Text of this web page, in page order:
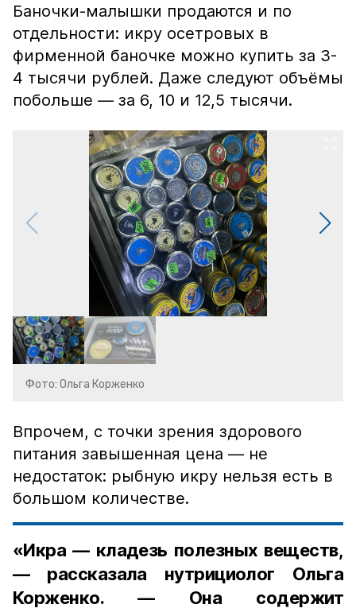
Баночки-малышки продаются и по
отдельности: икру осетровых в
фирменной баночке можно купить за 3-
4 тысячи рублей. Даже следуют объёмы
побольше — за 6, 10 и 12,5 тысячи.
Фото: Ольга Корженко
Впрочем, с точки зрения здорового
питания завышенная цена — не
недостаток: рыбную икру нельзя есть в
большом количестве.
«Икра — кладезь полезных веществ,
— рассказала нутрициолог Ольга
Корженко. — Она содержит